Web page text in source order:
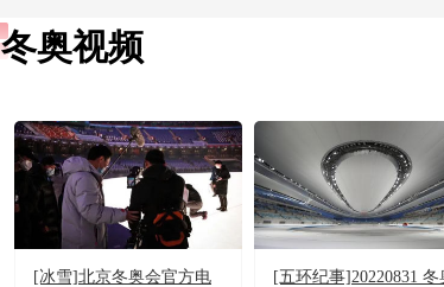
冬奥视频
[冰雪]北京冬奥会官方电
[五环纪事]20220831 冬